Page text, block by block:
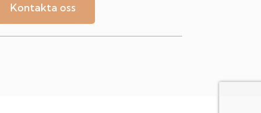
Kontakta oss